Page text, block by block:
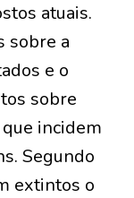
atuais.
sobre a
e o
sobre
incidem
Segundo
extintos o